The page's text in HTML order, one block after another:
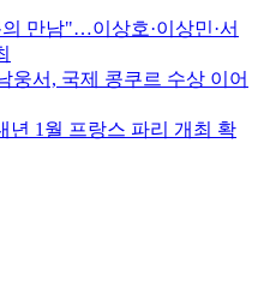
만남"…이상호·이상민·서
웅서, 국제 콩쿠르 수상 이어
년 1월 프랑스 파리 개최 확